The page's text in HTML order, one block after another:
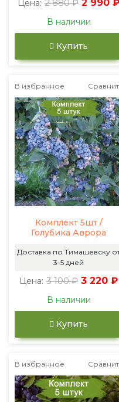
Цена: 2 880 ₽ 2 990 ₽
В наличии
Купить
В избранное
Комплект 5шт /
Голубика Аврора
Доставка по Тимашевску
3-5 дней
Цена: 3 100 ₽ 3 220 ₽
В наличии
Купить
В избранное